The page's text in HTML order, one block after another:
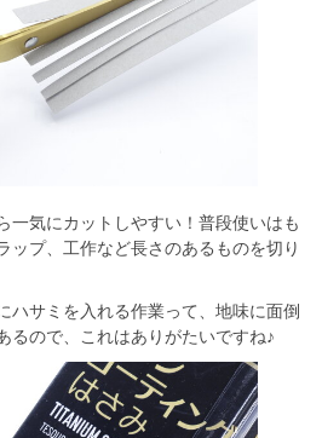
一気にカットしやすい！普段使いはも
ップ、工作など長さのあるものを切り
ハサミを入れる作業って、地味に面倒
るので、これはありがたいですね♪